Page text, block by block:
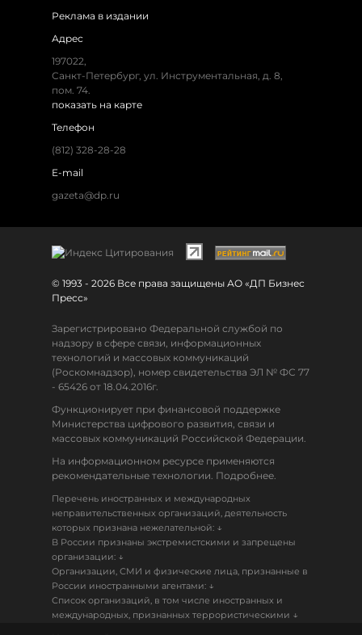
Реклама в издании
Адрес
197022,
Санкт-Петербург, ул. Инструментальная, д. 8,
пом. 74.
показать на карте
Телефон
(812) 328-28-28
E-mail
gazeta@dp.ru
© 1993 - 2026 Все права защищены АО «ДП Бизнес
Пресс»
Зарегистрировано Федеральной службой по
надзору в сфере связи, информационных
технологий и массовых коммуникаций
(Роскомнадзор), номер свидетельства ЭЛ № ФС 77
- 65426 от 18.04.2016г.
Функционирует при финансовой поддержке
Министерства цифрового развития, связи и
массовых коммуникаций Российской Федерации.
На информационном ресурсе применяются
рекомендательные технологии. Подробнее.
Перечень иностранных и международных
неправительственных организаций, деятельность
которых признана нежелательной: ↓
В России признаны экстремистскими и запрещены
организации: ↓
Организации, СМИ и физические лица, признанные в
России иностранными агентами: ↓
Список организаций, в том числе иностранных и
международных, признанных террористическими ↓